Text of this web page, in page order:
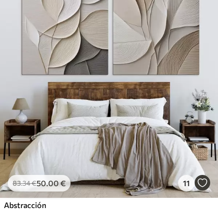
83.34€50.00€ 11
Abstracción